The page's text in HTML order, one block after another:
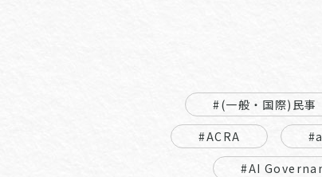
#(一般・国際)民事
#ACRA
#AI